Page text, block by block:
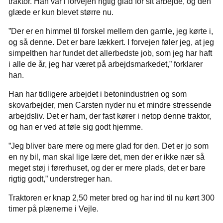
glæde er kun blevet større nu.
”Der er en himmel til forskel mellem den gamle, jeg kørte i,
og så denne. Det er bare lækkert. I forvejen føler jeg, at jeg
simpelthen har fundet det allerbedste job, som jeg har haft
i alle de år, jeg har været på arbejdsmarkedet,” forklarer
han.
Han har tidligere arbejdet i betonindustrien og som
skovarbejder, men Carsten nyder nu et mindre stressende
arbejdsliv. Det er ham, der fast kører i netop denne traktor,
og han er ved at føle sig godt hjemme.
”Jeg bliver bare mere og mere glad for den. Det er jo som
en ny bil, man skal lige lære det, men der er ikke nær så
meget støj i førerhuset, og der er mere plads, det er bare
rigtig godt,” understreger han.
Traktoren er knap 2,50 meter bred og har ind til nu kørt 300
timer på plænerne i Vejle.